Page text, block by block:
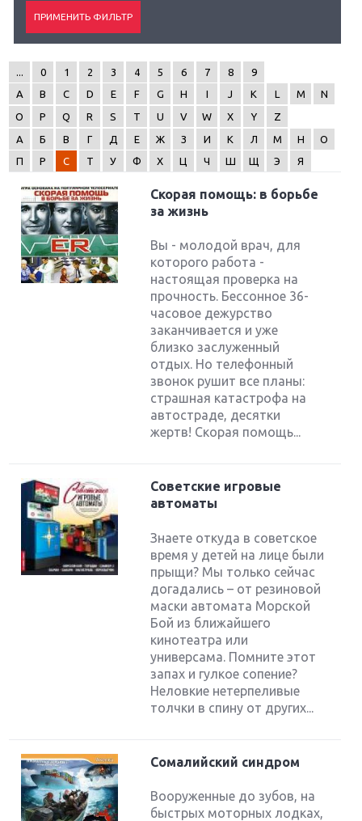
0 1 2 3 4 5 6 7 8
9
A
B C D E F G H I J K L M
N
O
P Q R S T U V W X Y
Z
А
Б В Г Д Е Ж З И К Л М Н
О
П
Р С Т У Ф Х Ц Ч Ш Щ Э Я
Скорая помощь: в борьбе
за жизнь
Вы - молодой врач, для
которого работа -
настоящая проверка на
прочность. Бессонное 36-
часовое дежурство
заканчивается и уже
близко заслуженный
отдых. Но телефонный
звонок рушит все планы:
страшная катастрофа на
автостраде, десятки
жертв! Скорая помощь...
Советские игровые
автоматы
Знаете откуда в советское
время у детей на лице были
прыщи? Мы только сейчас
догадались – от резиновой
маски автомата Морской
Бой из ближайшего
кинотеатра или
универсама. Помните этот
запах и гулкое сопение?
Неловкие нетерпеливые
толчки в спину от других...
Сомалийский синдром
Вооруженные до зубов, на
быстрых моторных лодках,